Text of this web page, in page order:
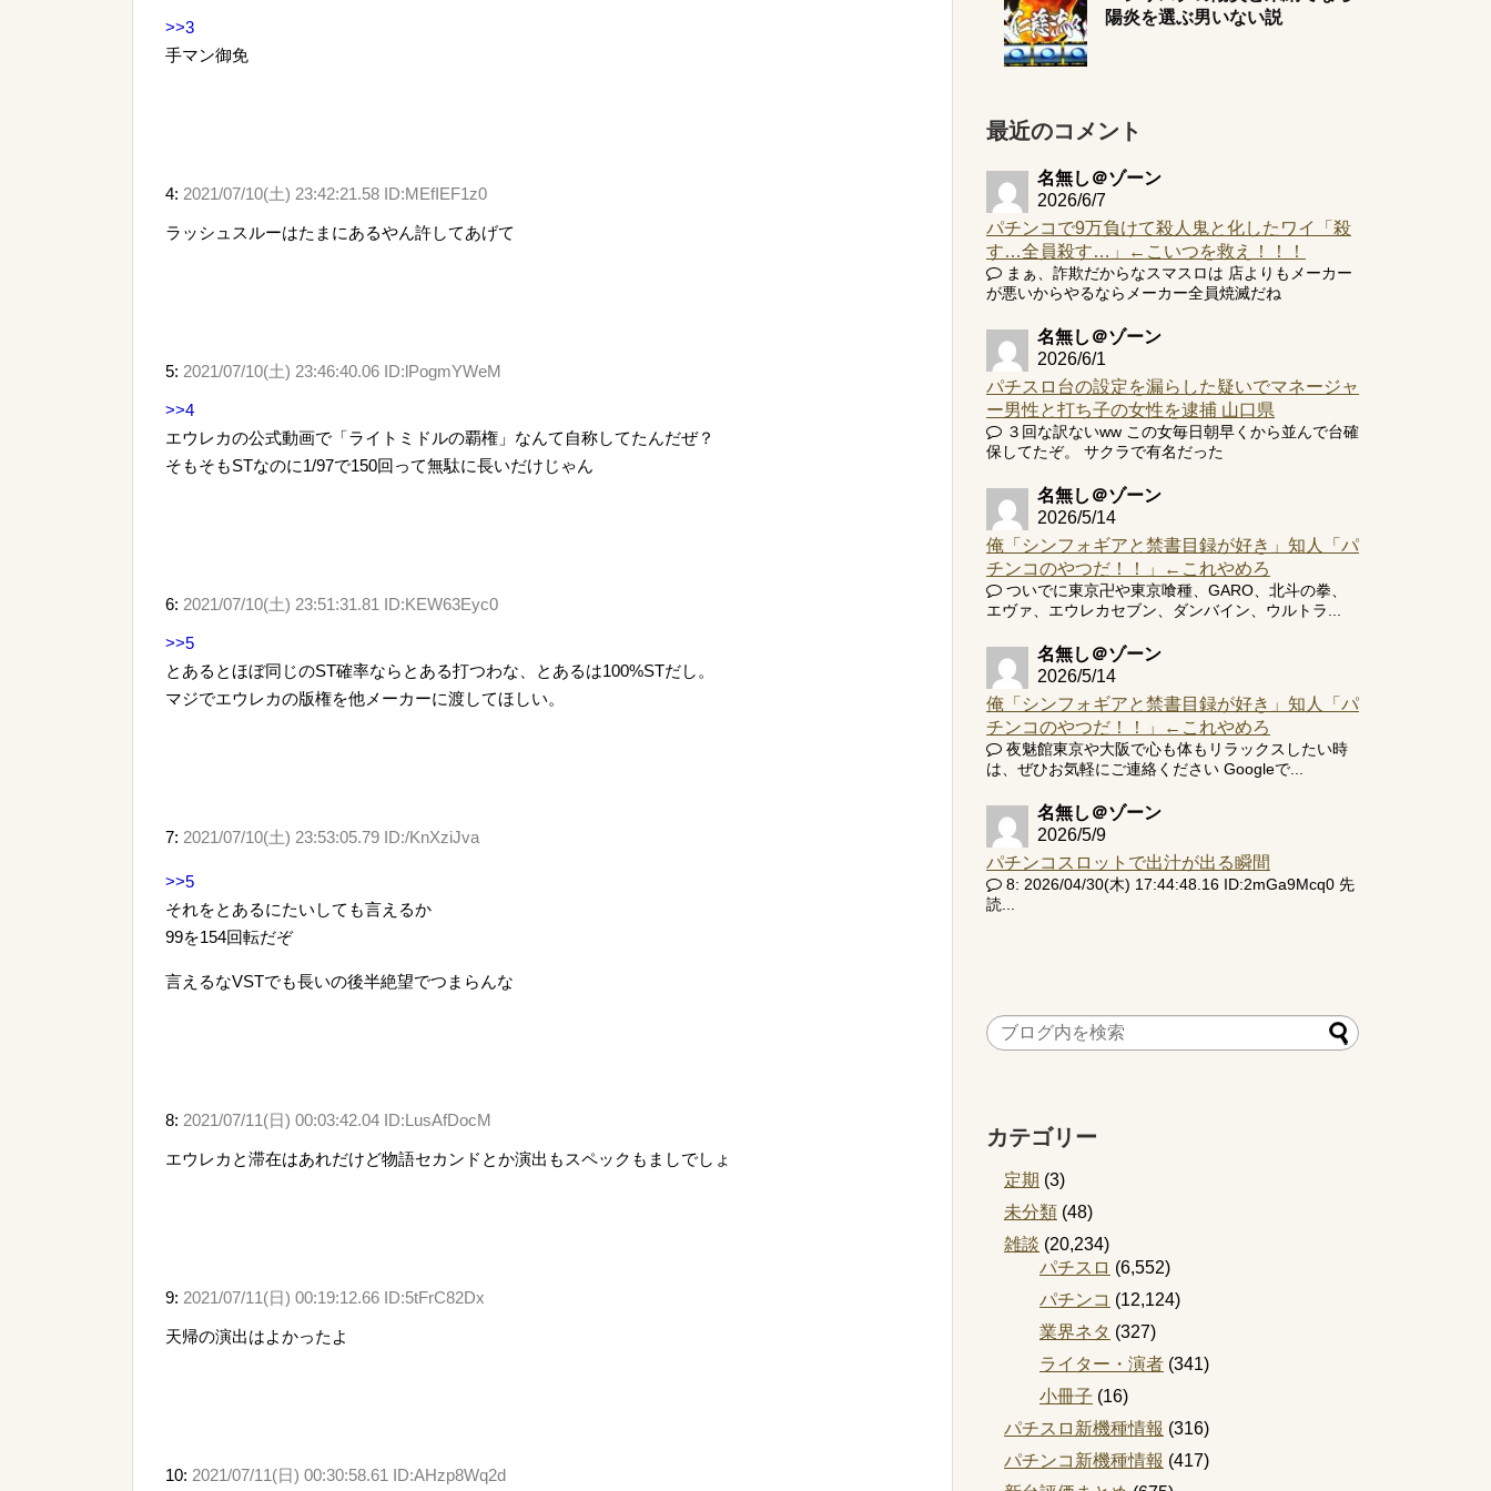
>>3
手マン御免
4: 2021/07/10(土) 23:42:21.58 ID:MEfIEF1z0
ラッシュスルーはたまにあるやん許してあげて
5: 2021/07/10(土) 23:46:40.06 ID:lPogmYWeM
>>4
エウレカの公式動画で「ライトミドルの覇権」なんて自称してたんだぜ？
そもそもSTなのに1/97で150回って無駄に長いだけじゃん
6: 2021/07/10(土) 23:51:31.81 ID:KEW63Eyc0
>>5
とあるとほぼ同じのST確率ならとある打つわな、とあるは100%STだし。
マジでエウレカの版権を他メーカーに渡してほしい。
7: 2021/07/10(土) 23:53:05.79 ID:/KnXziJva
>>5
それをとあるにたいしても言えるか
99を154回転だぞ
言えるなVSTでも長いの後半絶望でつまらんな
8: 2021/07/11(日) 00:03:42.04 ID:LusAfDocM
エウレカと滞在はあれだけど物語セカンドとか演出もスペックもましでしょ
9: 2021/07/11(日) 00:19:12.66 ID:5tFrC82Dx
天帰の演出はよかったよ
10: 2021/07/11(日) 00:30:58.61 ID:AHzp8Wq2d
陽炎を選ぶ男いない説
最近のコメント
名無し＠ゾーン
2026/6/7
パチンコで9万負けて殺人鬼と化したワイ「殺
す…全員殺す…」←こいつを救え！！！
まぁ、詐欺だからなスマスロは 店よりもメーカー
が悪いからやるならメーカー全員焼滅だね
名無し＠ゾーン
2026/6/1
パチスロ台の設定を漏らした疑いでマネージャ
ー男性と打ち子の女性を逮捕 山口県
３回な訳ないww この女毎日朝早くから並んで台確
保してたぞ。 サクラで有名だった
名無し＠ゾーン
2026/5/14
俺「シンフォギアと禁書目録が好き」知人「パ
チンコのやつだ！！」←これやめろ
ついでに東京卍や東京喰種、GARO、北斗の拳、
エヴァ、エウレカセブン、ダンバイン、ウルトラ...
名無し＠ゾーン
2026/5/14
俺「シンフォギアと禁書目録が好き」知人「パ
チンコのやつだ！！」←これやめろ
夜魅館東京や大阪で心も体もリラックスしたい時
は、ぜひお気軽にご連絡ください Googleで...
名無し＠ゾーン
2026/5/9
パチンコスロットで出汁が出る瞬間
8: 2026/04/30(木) 17:44:48.16 ID:2mGa9Mcq0 先
読...
カテゴリー
定期 (3)
未分類 (48)
雑談 (20,234)
パチスロ (6,552)
パチンコ (12,124)
業界ネタ (327)
ライター・演者 (341)
小冊子 (16)
パチスロ新機種情報 (316)
パチンコ新機種情報 (417)